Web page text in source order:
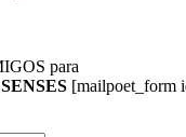
para
[mailpoet_form